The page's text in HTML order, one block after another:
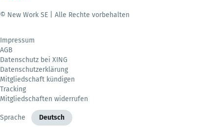
© New Work SE | Alle Rechte vorbehalten
Impressum
AGB
Datenschutz bei XING
Datenschutzerklärung
Mitgliedschaft kündigen
Tracking
Mitgliedschaften widerrufen
Sprache Deutsch